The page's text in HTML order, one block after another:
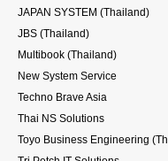
JAPAN SYSTEM (Thailand)
JBS (Thailand)
Multibook (Thailand)
New System Service
Techno Brave Asia
Thai NS Solutions
Toyo Business Engineering